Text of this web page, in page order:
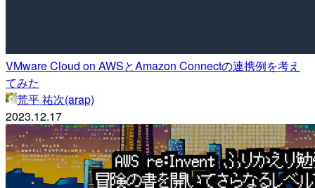
VMware Cloud on AWSとAmazon Connectの連携例を考え
てみた
荒平 祐次(arap)
2023.12.17